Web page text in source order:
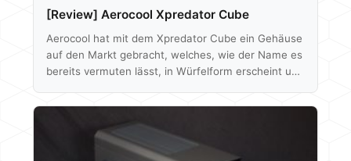
[Review] Aerocool Xpredator Cube
Aerocool hat mit dem Xpredator Cube ein Gehäuse
auf den Markt gebracht, welches, wie der Name es
bereits vermuten lässt, in Würfelform erscheint und
Design ist dabei durchaus als "besonders" zu
sich das Gehäuse im hwp Test geschlagen hat,
erfahrt ihr unter folgendem Link. Hier gehts zum